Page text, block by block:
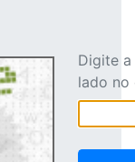
Digite
lado no